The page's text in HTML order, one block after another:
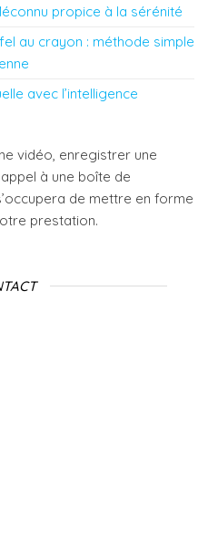
propice à la sérénité
au crayon : méthode simple
avec l’intelligence
vidéo, enregistrer une
à une boîte de
de mettre en forme
prestation.